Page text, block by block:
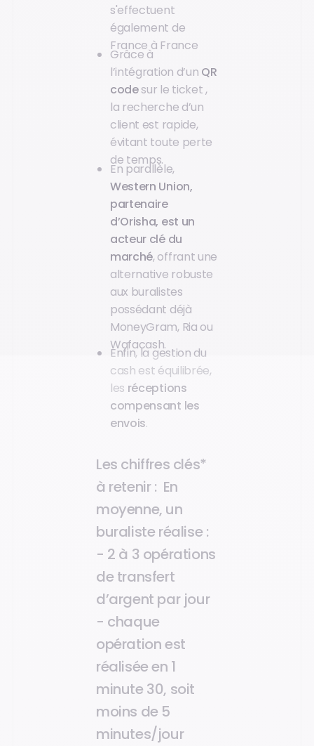
s'effectuent
également de
France à France
Grâce à
l’intégration d’un QR
codesur le ticket ,
la recherche d’un
client est rapide,
évitant toute perte
de temps.
En parallèle,
Western Union,
partenaire
d’Orisha, est un
acteur clé du
marché, offrant une
alternative robuste
aux buralistes
possédant déjà
MoneyGram, Ria ou
Wafacash.
Enfin, la gestion du
cash est équilibrée,
les réceptions
compensant les
envois.
Les chiffres clés*
à retenir: En
moyenne, un
buraliste réalise :
- 2 à 3 opérations
de transfert
d’argent par jour
- chaque
opération est
réalisée en 1
minute 30, soit
moins de 5
minutes/jour